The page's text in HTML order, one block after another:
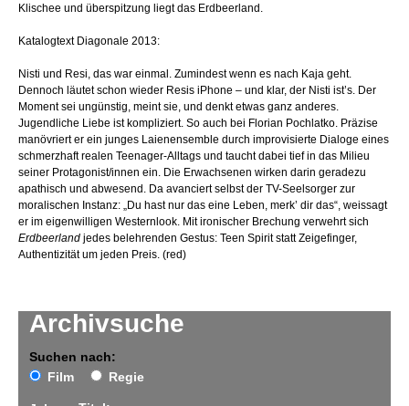
Archivsuche
Suchen nach:
Film
Regie
Klischee und überspitzung liegt das Erdbeerland.
Katalogtext Diagonale 2013:
Nisti und Resi, das war einmal. Zumindest wenn es nach Kaja geht.
Dennoch läutet schon wieder Resis iPhone – und klar, der Nisti ist’s. Der
Moment sei ungünstig, meint sie, und denkt etwas ganz anderes.
Jugendliche Liebe ist kompliziert. So auch bei Florian Pochlatko. Präzise
manövriert er ein junges Laienensemble durch improvisierte Dialoge eines
schmerzhaft realen Teenager-Alltags und taucht dabei tief in das Milieu
seiner Protagonist/innen ein. Die Erwachsenen wirken darin geradezu
apathisch und abwesend. Da avanciert selbst der TV-Seelsorger zur
moralischen Instanz: „Du hast nur das eine Leben, merk’ dir das“, weissagt
er im eigenwilligen Westernlook. Mit ironischer Brechung verwehrt sich
Erdbeerland jedes belehrenden Gestus: Teen Spirit statt Zeigefinger,
Authentizität um jeden Preis. (red)